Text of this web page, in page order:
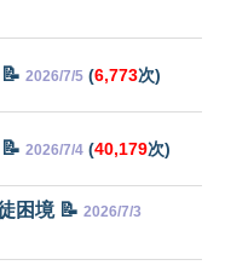
2026/7/5 (6,773次)
2026/7/4 (40,179次)
困境 📝 2026/7/3